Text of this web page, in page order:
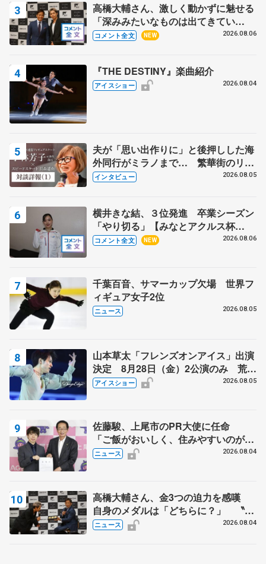
高橋大輔さん、激しく動かずに魅せる
「深みみたいなものは出てきてい
る？」 〝兄さん〟と慕うレジェンド
コメント全文 NEW 2026.08.06
『THE DESTINY』楽曲紹介
アイスショー 2026.08.04
夫が「思い出作りに」と後押しした海
外同行がミラノまで… 繁華街のリン
クでは不良のお兄さんも味方に 小林
インタビュー 2026.08.05
横井きな結、３位発進 卒業シーズン
「やり切る」【みなとアクルス杯
SP】
コメント全文 NEW 2026.08.06
千葉百音、サマーカップ欠場 世界フ
ィギュア女子2位
ニュース 2026.08.05
山本草太「フレンズオンアイス」出演
決定 8月28日（金）2公演のみ 荒川
静香さんプロデュース、20周年のアイ
アイスショー 2026.08.05
佐藤駿、上尾市のPR大使に任命
「ご飯がおいしく、住みやすいのが魅
力」
ニュース 2026.08.04
高橋大輔さん、金3つの迫力を感嘆
自身のメダルは「どちらに？」 〝リ
ス兄弟〟オリンピック3連覇の野村忠
ニュース 2026.08.04